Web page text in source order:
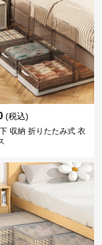
(税込)
収納 折りたたみ式 衣